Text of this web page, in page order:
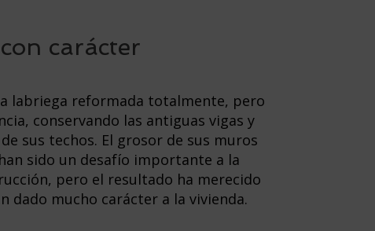
carácter
labriega reformada totalmente, pero
conservando las antiguas vigas y
sus techos. El grosor de sus muros
sido un desafío importante a la
pero el resultado ha merecido
dado mucho carácter a la vivienda.